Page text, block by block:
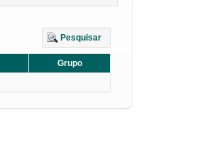
Pesquisar
Grupo